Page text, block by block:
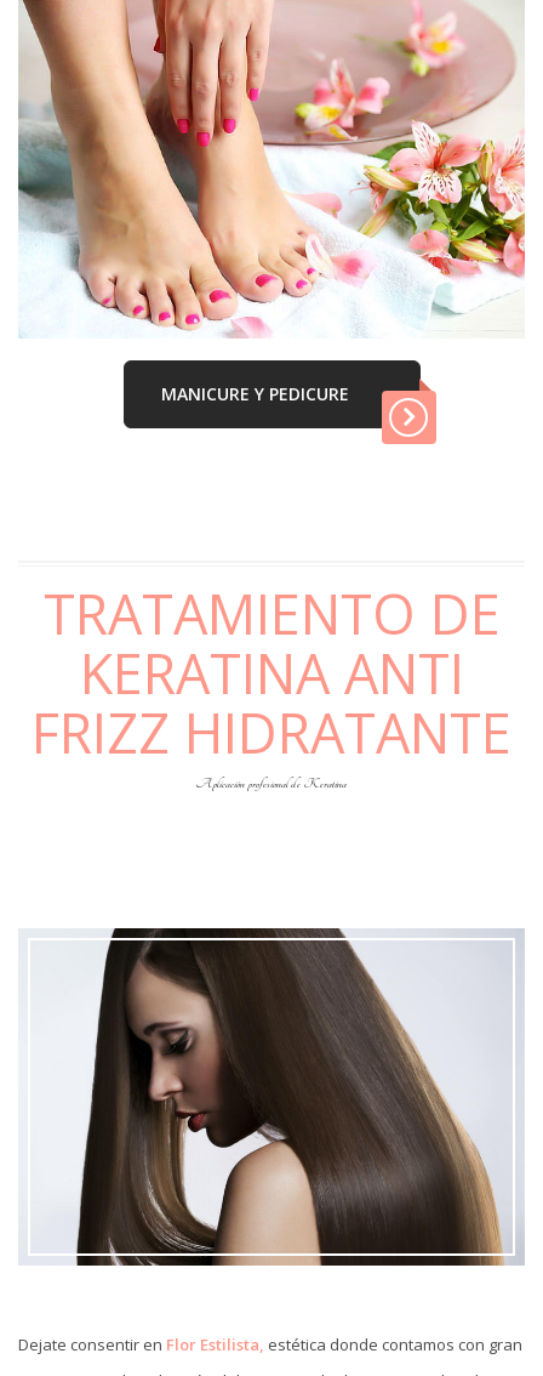
MANICURE Y PEDICURE
TRATAMIENTO DE
KERATINA ANTI
FRIZZ HIDRATANTE
Aplicación profesional de Keratina
Dejate consentir en Flor Estilista, estética donde contamos con gran